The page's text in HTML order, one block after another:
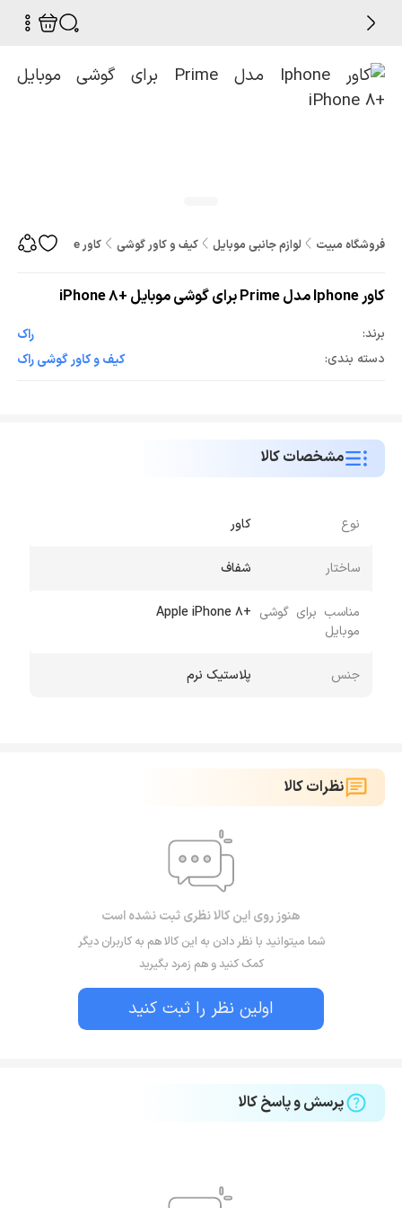
فروشگاه مبیت لوازم جانبی موبایل کیف و کاور گوشی کاور Iphone مدل Prime برای گوشی موبایل +iPhone 8
کاور Iphone مدل Prime برای گوشی موبایل +iPhone 8
برند:
راک
دسته بندی:
کیف و کاور گوشی راک
مشخصات کالا
نوع کاور
ساختار شفاف
مناسب برای گوشی
موبایل
+Apple iPhone 8
جنس پلاستیک نرم
نظرات کالا
هنوز روی این کالا نظری ثبت نشده است
شما میتوانید با نظر دادن به این کالا هم به کاربران دیگر
کمک کنید و هم زمرد بگیرید
اولین نظر را ثبت کنید
پرسش و پاسخ کالا